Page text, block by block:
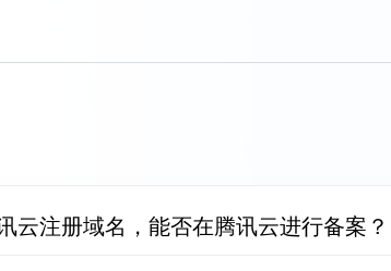
云注册域名，能否在腾讯云进行备案？